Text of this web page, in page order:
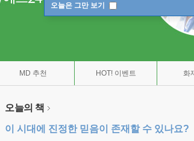
오늘은 그만 보기
MD 추천 HOT! 이벤트 화
오늘의 책
이 시대에 진정한 믿음이 존재할 수 있나요?